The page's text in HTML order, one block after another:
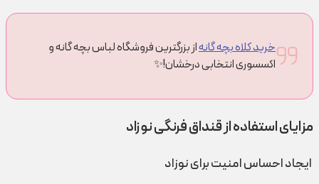
خرید کلاه بچه گانهاز بزرگترین فروشگاه لباس بچه گانه و
اکسسوری انتخابی درخشان!✨
مزایای استفاده از قنداق فرنگی نوزاد
ایجاد احساس امنیت برای نوزاد